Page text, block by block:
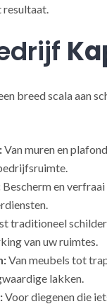
breed scala aan
Van muren en
Bescherm en
traditioneel
van uw ruimtes.
Van meubels tot
lakken.
Voor diegenen die